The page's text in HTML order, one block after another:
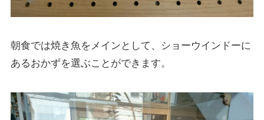
朝食では焼き魚をメインとして、ショーウインドーに
あるおかずを選ぶことができます。